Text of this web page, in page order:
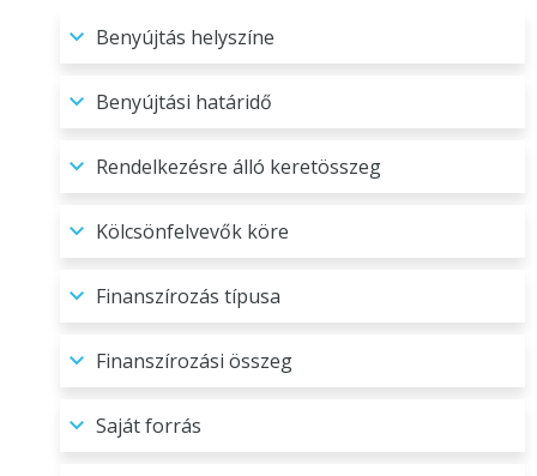
Benyújtás helyszíne
Benyújtási határidő
Rendelkezésre álló keretösszeg
Kölcsönfelvevők köre
Finanszírozás típusa
Finanszírozási összeg
Saját forrás